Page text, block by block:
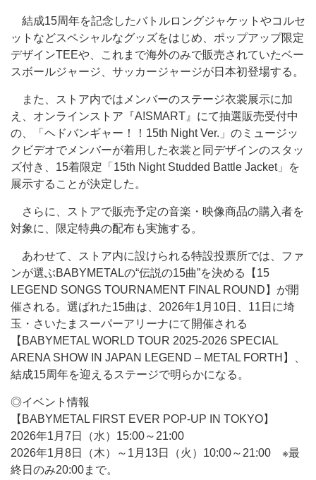
結成15周年を記念したバトルロングジャケットやコルセ
ットなどスペシャルなグッズをはじめ、ポップアップ限定
デザインTEEや、これまで海外のみで販売されていたベー
スボールジャージ、サッカージャージが日本初登場する。
また、ストア内ではメンバーのステージ衣裳展示に加
え、オンラインストア『A!SMART』にて抽選販売受付中
の、「ヘドバンギャー！！15th Night Ver.」のミュージッ
クビデオでメンバーが着用した衣裳と同デザインのスタッ
ズ付き、15着限定「15th Night Studded Battle Jacket」を
展示することが決定した。
さらに、ストアで販売予定の音楽・映像商品の購入者を
対象に、限定特典の配布も実施する。
あわせて、ストア内に設けられる特設投票所では、ファ
ンが選ぶBABYMETALの“伝説の15曲”を決める【15
LEGEND SONGS TOURNAMENT FINAL ROUND】が開
催される。選ばれた15曲は、2026年1月10日、11日に埼
玉・さいたまスーパーアリーナにて開催される
【BABYMETAL WORLD TOUR 2025-2026 SPECIAL
ARENA SHOW IN JAPAN LEGEND – METAL FORTH】、
結成15周年を迎えるステージで明らかになる。
◎イベント情報
【BABYMETAL FIRST EVER POP-UP IN TOKYO】
2026年1月7日（水）15:00～21:00
2026年1月8日（木）～1月13日（火）10:00～21:00 ※最
終日のみ20:00まで。